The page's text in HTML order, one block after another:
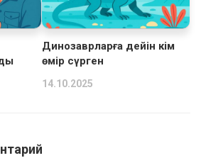
Динозаврларға дейін кім
өмір сүрген
14.10.2025